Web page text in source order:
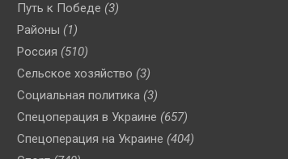
Путь к Победе (3)
Районы (1)
Россия (510)
Сельское хозяйство (3)
Социальная политика (3)
Спецоперация в Украине (657)
Спецоперация на Украине (404)